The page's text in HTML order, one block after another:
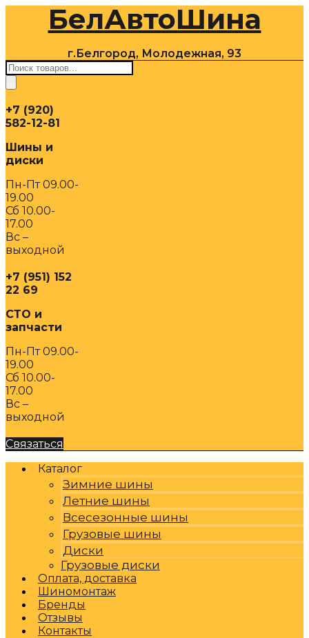
содержимомуБелАвтоШина
г.Белгород, Молодежная, 93
Поиск
товаров
+7 (920)
582-12-81
Шины и
диски
Пн-Пт 09.00-
19.00
Сб 10.00-
17.00
Вс –
выходной
+7 (951) 152
22 69
СТО и
запчасти
Пн-Пт 09.00-
19.00
Сб 10.00-
17.00
Вс –
выходной
Связаться
Каталог
Зимние шины
Летние шины
Всесезонные шины
Грузовые шины
Диски
Грузовые диски
Оплата, доставка
Шиномонтаж
Бренды
Отзывы
Контакты